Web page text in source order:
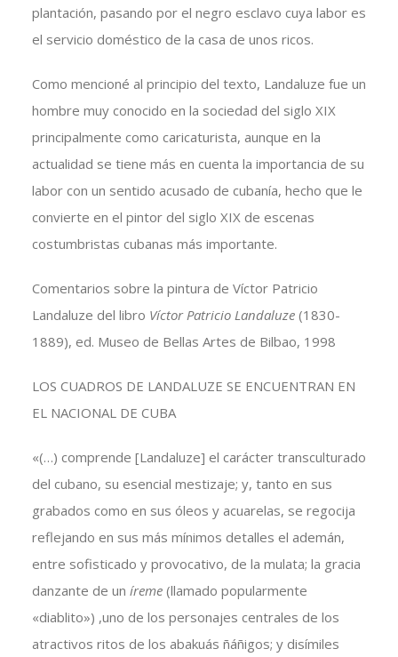
plantación, pasando por el negro esclavo cuya labor es
el servicio doméstico de la casa de unos ricos.
Como mencioné al principio del texto, Landaluze fue un
hombre muy conocido en la sociedad del siglo XIX
principalmente como caricaturista, aunque en la
actualidad se tiene más en cuenta la importancia de su
labor con un sentido acusado de cubanía, hecho que le
convierte en el pintor del siglo XIX de escenas
costumbristas cubanas más importante.
Comentarios sobre la pintura de Víctor Patricio
Landaluze del libro Víctor Patricio Landaluze(1830-
1889), ed. Museo de Bellas Artes de Bilbao, 1998
LOS CUADROS DE LANDALUZE SE ENCUENTRAN EN
EL NACIONAL DE CUBA
«(…) comprende [Landaluze] el carácter transculturado
del cubano, su esencial mestizaje; y, tanto en sus
grabados como en sus óleos y acuarelas, se regocija
reflejando en sus más mínimos detalles el ademán,
entre sofisticado y provocativo, de la mulata; la gracia
danzante de un íreme (llamado popularmente
«diablito») ,uno de los personajes centrales de los
atractivos ritos de los abakuás ñáñigos; y disímiles